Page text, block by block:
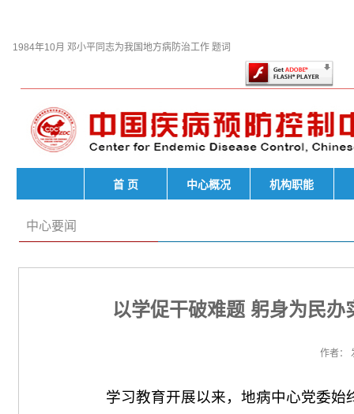
1984年10月 邓小平同志为我国地方病防治工作 题词
首 页 中心概况 机构职能
中心要闻
以学促干破难题 躬身为民
作者：
学习教育开展以来，地病中心党委始